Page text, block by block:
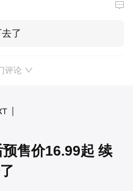
了
评论
售价16.99起 续